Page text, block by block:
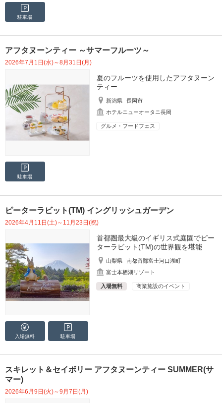
駐車場
アフタヌーンティー ～サマーフルーツ～
2026年7月1日(水)～8月31日(月)
夏のフルーツを使用したアフタヌーン
ティー
新潟県
長岡市
ホテルニューオータニ長岡
グルメ・フードフェス
駐車場
ピーターラビット(TM) イングリッシュガーデン
2026年4月11日(土)～11月23日(祝)
首都圏最大級のイギリス式庭園でピー
ターラビット(TM)の世界観を堪能
山梨県
南都留郡富士河口湖町
富士本栖湖リゾート
入場無料 商業施設のイベント
入場無料 駐車場
スキレット＆セイボリー アフタヌーンティー SUMMER(サ
マー)
2026年6月9日(火)～9月7日(月)